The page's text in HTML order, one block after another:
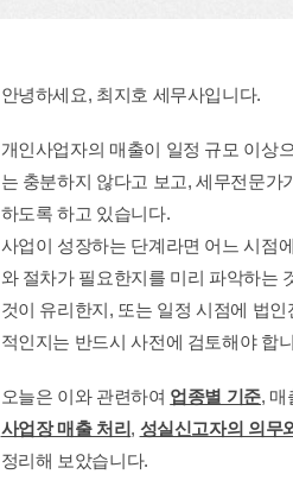
안녕하세요, 최지호 세무사입니다.
개인사업자의 매출이 일정 규모 이상
는 충분하지 않다고 보고, 세무전문
하도록 하고 있습니다.
사업이 성장하는 단계라면 어느 시점
와 절차가 필요한지를 미리 파악하는
것이 유리한지, 또는 일정 시점에 법
적인지는 반드시 사전에 검토해야 합
오늘은 이와 관련하여 업종별 기준, 매
사업장 매출 처리, 성실신고자의 의무
정리해 보았습니다.